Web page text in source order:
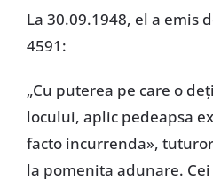
La 30.09.1948, el a emis
4591:
„Cu puterea pe care o
locului, aplic pedeapsa
facto incurrenda»,
la pomenita adunare.